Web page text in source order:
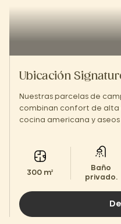
Ubicación
Nuestras parcelas de
combinan confort de alta
cocina americana y
300 m²
Baño
privado.